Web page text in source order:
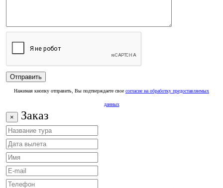
Нажимая кнопку отправить, Вы подтверждаете свое согласие на обработку предоставляемых
данных
× Заказ